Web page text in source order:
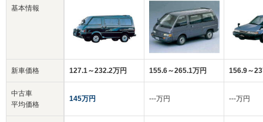
基本情報
新車価格
中古車
平均価格
127.1～232.2万円
145万円
155.6～265.1万円
‐‐‐万円
156.9～
‐‐‐万円